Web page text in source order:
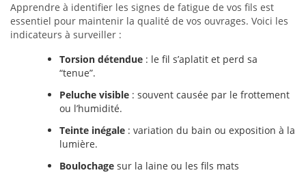
Apprendre à identifier les signes de fatigue de vos fils est
essentiel pour maintenir la qualité de vos ouvrages. Voici les
indicateurs à surveiller :
Torsion détendue : le fil s’aplatit et perd sa
“tenue”.
Peluche visible : souvent causée par le frottement
ou l’humidité.
Teinte inégale : variation du bain ou exposition à la
lumière.
Boulochage sur la laine ou les fils mats